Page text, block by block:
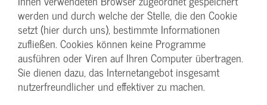
werden und durch welche der Stelle, die den Cookie
setzt (hier durch uns), bestimmte Informationen
zufließen. Cookies können keine Programme
ausführen oder Viren auf Ihren Computer übertragen.
Sie dienen dazu, das Internetangebot insgesamt
nutzerfreundlicher und effektiver zu machen.